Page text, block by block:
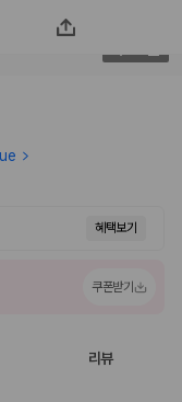
징
플랫폼
서 한 번에
혜택보기
쿠폰받기
리뷰